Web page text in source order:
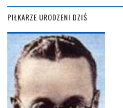
PIŁKARZE URODZENI DZIŚ